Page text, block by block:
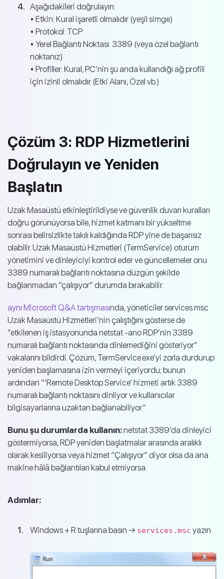
Aşağıdakileri doğrulayın:
• Etkin: Kural işaretli olmalıdır (yeşil simge)
• Protokol: TCP
• Yerel Bağlantı Noktası: 3389 (veya özel bağlantı
noktanız)
• Profiller: Kural, PC’nin şu anda kullandığı ağ profili
için izinli olmalıdır (Etki Alanı, Özel vb.)
Çözüm 3: RDP Hizmetlerini
Doğrulayın ve Yeniden
Başlatın
Uzak Masaüstü etkinleştirildiyse ve güvenlik duvarı kuralları
doğru görünüyorsa bile, hizmet katmanı bir yükseltme
sonrası belirsizlikte takılı kaldığında RDP yine de başarısız
olabilir. Uzak Masaüstü Hizmetleri (TermService) oturum
yönetimini ve dinleyiciyi kontrol eder ve güncellemeler onu
3389 numaralı bağlantı noktasına düzgün şekilde
bağlanmadan “çalışıyor” durumda bırakabilir.
aynı Microsoft Q&A tartışmasında, yöneticiler services.msc
Uzak Masaüstü Hizmetleri’nin çalıştığını gösterse de
“etkilenen iş istasyonunda netstat -ano RDP’nin 3389
numaralı bağlantı noktasında dinlemediğini gösteriyor”
vakalarını bildirdi. Çözüm, TermService.exe’yi zorla durdurup
yeniden başlamasına izin vermeyi içeriyordu; bunun
ardından “‘Remote Desktop Service’ hizmeti artık 3389
numaralı bağlantı noktasını dinliyor ve kullanıcılar
bilgisayarlarına uzaktan bağlanabiliyor.”
Bunu şu durumlarda kullanın:netstat 3389’da dinleyici
göstermiyorsa, RDP yeniden başlatmalar arasında aralıklı
olarak kesiliyorsa veya hizmet “Çalışıyor” diyor olsa da ana
makine hâlâ bağlantıları kabul etmiyorsa.
Adımlar:
Windows + R tuşlarına basın → services.msc yazın